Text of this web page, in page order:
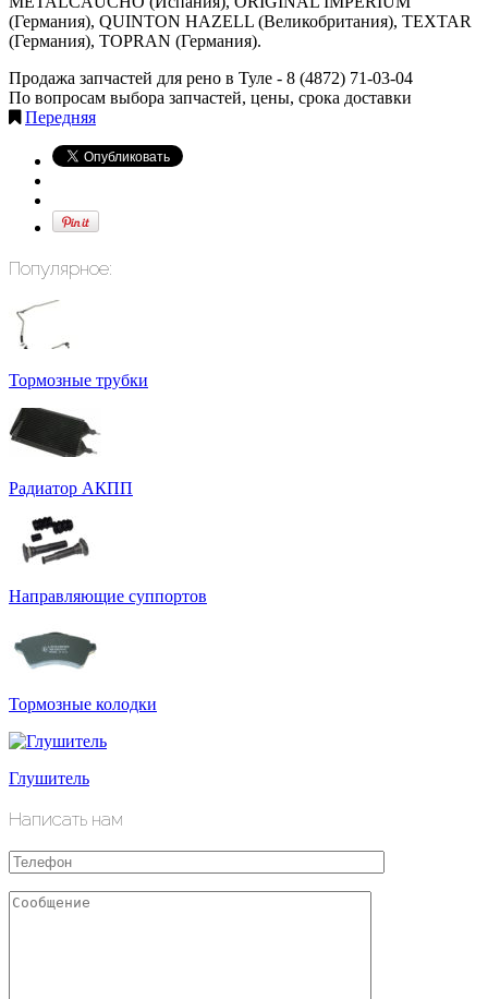
(Германия), QUINTON HAZELL (Великобритания), TEXTAR
(Германия), TOPRAN (Германия).
Продажа запчастей для рено в Туле - 8 (4872) 71-03-04
По вопросам выбора запчастей, цены, срока доставки
Передняя
Популярное:
Тормозные трубки
Радиатор АКПП
Направляющие суппортов
Тормозные колодки
Глушитель
Написать нам